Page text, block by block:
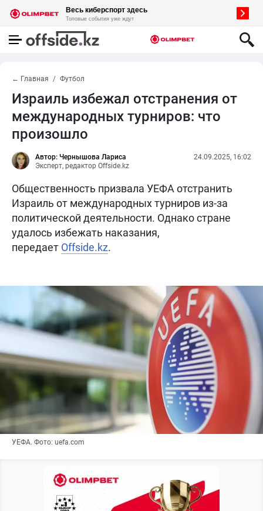
← Главная Футбол
Израиль избежал отстранения от
международных турниров: что
произошло
Автор: Чернышова Лариса
Эксперт, редактор Offside.kz
24.09.2025, 16:02
Общественность призвала УЕФА отстранить
Израиль от международных турниров из-за
политической деятельности. Однако стране
удалось избежать наказания,
передает Offside.kz.
УЕФА. Фото: uefa.com